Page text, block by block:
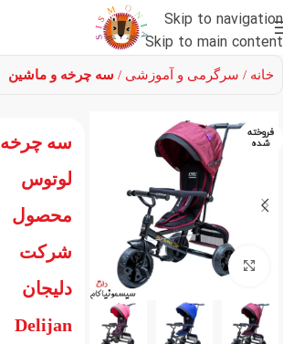
Skip to navigation
Skip to main content
خانه سرگرمی‌ و آموزشی سه چرخه و ماشین
فروخته
شده
برای بزرگنمایی کلیک کنید
سه چرخه
لوتوس
محصول
شرکت
دلیجان
Delijan